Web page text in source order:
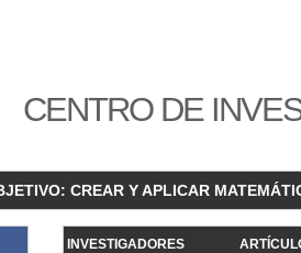
CENTRO DE
CREAR Y APLICAR
INVESTIGADORES